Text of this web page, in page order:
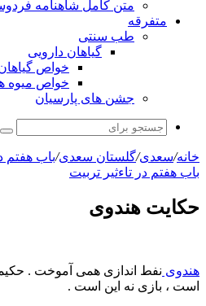
متن کامل شاهنامه
متفرقه
طب سنتی
گیاهان دارویی
خواص
خواص میوه
جشن های پارسیان
خانه/سعدی/گلستان سعدی/باب هفتم
باب هفتم در تاءثير تربيت
حکایت هندوی
هندوی نفط اندازی همی آموخت .
است ، بازی نه این است .